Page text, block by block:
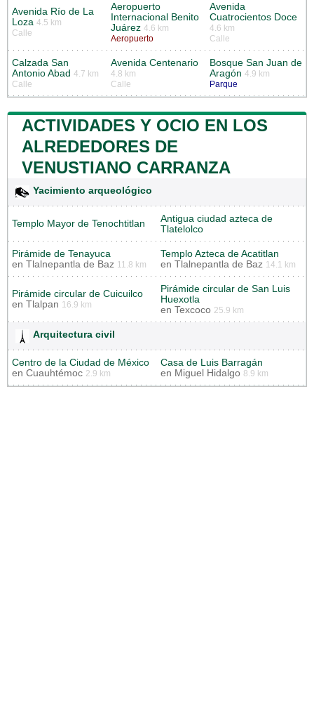
Avenida Río de La
Loza 4.5 km
Calle
Aeropuerto
Internacional Benito
Juárez 4.6 km
Aeropuerto
Avenida
Cuatrocientos Doce
4.6 km
Calle
Calzada San
Antonio Abad 4.7 km
Calle
Avenida Centenario
4.8 km
Calle
Bosque San Juan de
Aragón 4.9 km
Parque
ACTIVIDADES Y OCIO EN LOS
ALREDEDORES DE
VENUSTIANO CARRANZA
Yacimiento arqueológico
Templo Mayor de Tenochtitlan
Antigua ciudad azteca de
Tlatelolco
Pirámide de Tenayuca
en Tlalnepantla de Baz 11.8 km
Templo Azteca de Acatitlan
en Tlalnepantla de Baz 14.1 km
Pirámide circular de Cuicuilco
en Tlalpan 16.9 km
Pirámide circular de San Luis
Huexotla
en Texcoco 25.9 km
Arquitectura civil
Centro de la Ciudad de México
en Cuauhtémoc 2.9 km
Casa de Luis Barragán
en Miguel Hidalgo 8.9 km